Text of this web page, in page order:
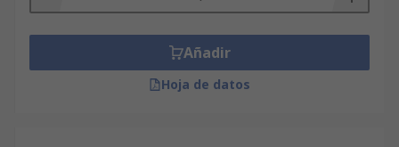
Añadir
Hoja de datos